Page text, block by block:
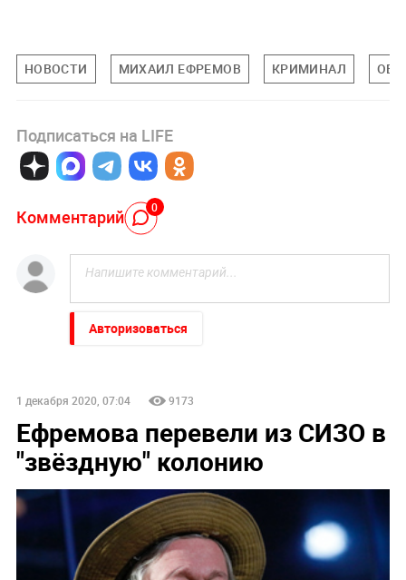
НОВОСТИ МИХАИЛ ЕФРЕМОВ КРИМИНАЛ
Подписаться на LIFE
Комментарий 0
Авторизоваться
1 декабря 2020, 07:04 9173
Ефремова перевели из СИЗО в
"звёздную" колонию